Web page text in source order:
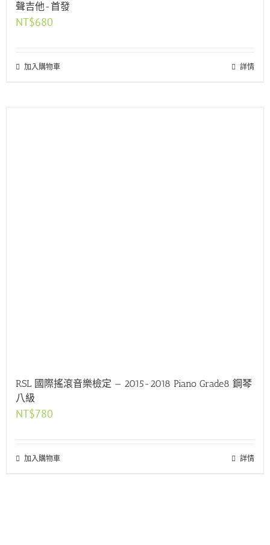
聲吉他-首發
NT$680
加入購物車 詳情
RSL 國際搖滾音樂檢定 — 2015-2018 Piano Grade8 鋼琴
八級
NT$780
加入購物車 詳情